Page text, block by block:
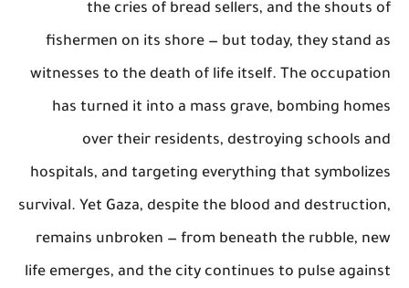
the cries of bread sellers, and the shouts of
fishermen on its shore — but today, they stand as
witnesses to the death of life itself. The occupation
has turned it into a mass grave, bombing homes
over their residents, destroying schools and
hospitals, and targeting everything that symbolizes
survival. Yet Gaza, despite the blood and destruction,
remains unbroken — from beneath the rubble, new
life emerges, and the city continues to pulse against